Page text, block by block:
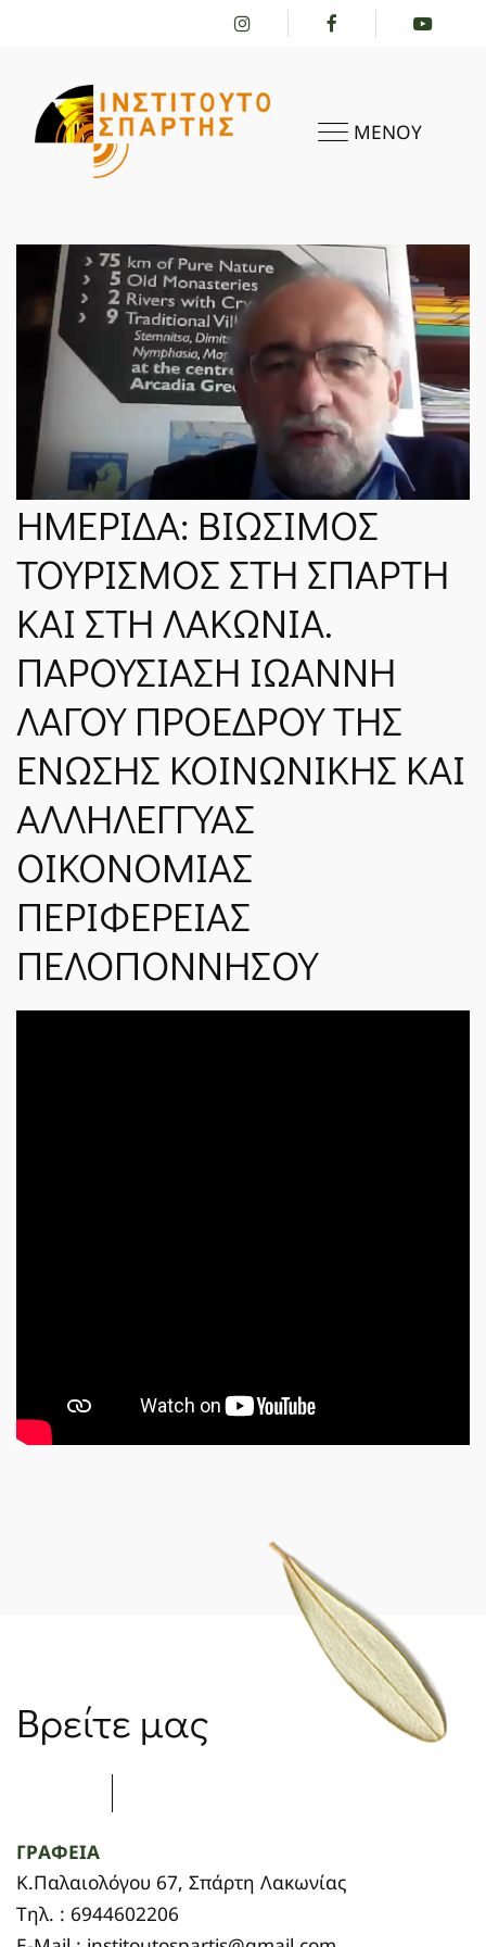
ΜΕΝΟΥ
ΑΡΧΙΚΗ
ΤΟ ΙΝΣΤΙΤΟΎΤΟ
ΔΡΑΣΤΗΡΙΌΤΗΤΕΣ
ΝΈΑ
SPARTANET
E-JOURNAL
ΗΜΕΡΙΔΑ: ΒΙΩΣΙΜΟΣ
ΤΟΥΡΙΣΜΟΣ ΣΤΗ ΣΠΑΡΤΗ
ΚΑΙ ΣΤΗ ΛΑΚΩΝΙΑ.
ΠΑΡΟΥΣΙΑΣΗ ΙΩΑΝΝΗ
ΛΑΓΟΥ ΠΡΟΕΔΡΟΥ ΤΗΣ
ΕΝΩΣΗΣ ΚΟΙΝΩΝΙΚΗΣ ΚΑΙ
ΑΛΛΗΛΕΓΓΥΑΣ
ΟΙΚΟΝΟΜΙΑΣ
ΠΕΡΙΦΕΡΕΙΑΣ
ΠΕΛΟΠΟΝΝΗΣΟΥ
Βρείτε μας
ΓΡΑΦΕΙΑ
Κ.Παλαιολόγου 67, Σπάρτη Λακωνίας
Τηλ. : 6944602206